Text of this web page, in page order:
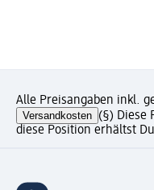
Alle Preisangaben inkl.
Versandkosten (§) Diese
diese Position erhältst